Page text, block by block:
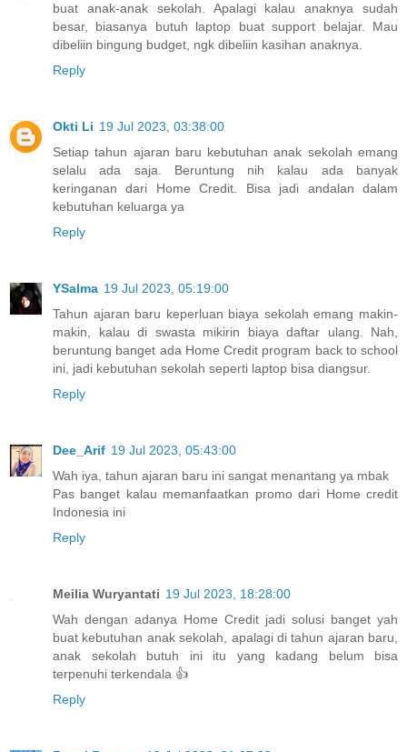
buat anak-anak sekolah. Apalagi kalau anaknya sudah
besar, biasanya butuh laptop buat support belajar. Mau
dibeliin bingung budget, ngk dibeliin kasihan anaknya.
Reply
Okti Li 19 Jul 2023, 03:38:00
Setiap tahun ajaran baru kebutuhan anak sekolah emang
selalu ada saja. Beruntung nih kalau ada banyak
keringanan dari Home Credit. Bisa jadi andalan dalam
kebutuhan keluarga ya
Reply
YSalma 19 Jul 2023, 05:19:00
Tahun ajaran baru keperluan biaya sekolah emang makin-
makin, kalau di swasta mikirin biaya daftar ulang. Nah,
beruntung banget ada Home Credit program back to school
ini, jadi kebutuhan sekolah seperti laptop bisa diangsur.
Reply
Dee_Arif 19 Jul 2023, 05:43:00
Wah iya, tahun ajaran baru ini sangat menantang ya mbak
Pas banget kalau memanfaatkan promo dari Home credit
Indonesia ini
Reply
Meilia Wuryantati 19 Jul 2023, 18:28:00
Wah dengan adanya Home Credit jadi solusi banget yah
buat kebutuhan anak sekolah, apalagi di tahun ajaran baru,
anak sekolah butuh ini itu yang kadang belum bisa
terpenuhi terkendala 👍
Reply